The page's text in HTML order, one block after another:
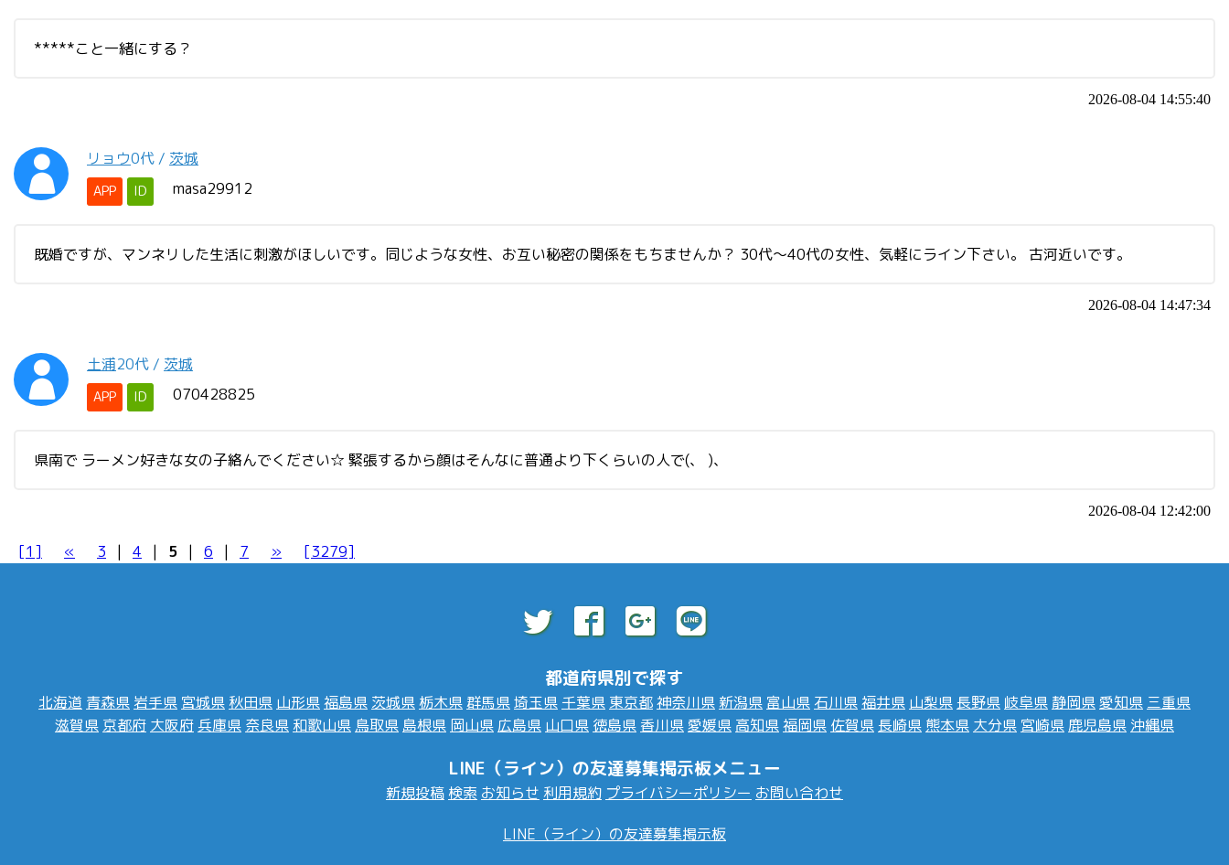
*****こと一緒にする？
2026-08-04 14:55:40
リョウ0代 / 茨城
APP ID masa29912
既婚ですが、マンネリした生活に刺激がほしいです。同じような女性、お互い秘密の関係をもちませんか？ 30代～40代の女性、気軽にライン下さい。 古河近いです。
2026-08-04 14:47:34
土浦20代 / 茨城
APP ID 070428825
県南で ラーメン好きな女の子絡んでください☆ 緊張するから顔はそんなに普通より下くらいの人で(、 )、
2026-08-04 12:42:00
[1] « 3 | 4 | 5 | 6 | 7 » [3279]
都道府県別で探す
北海道 青森県 岩手県 宮城県 秋田県 山形県福島県 茨城県 栃木県群馬県埼玉県 千葉県 東京都神奈川県 新潟県 富山県 石川県福井県 山梨県 長野県 岐阜県 静岡県愛知県 三重県
滋賀県 京都府 大阪府 兵庫県 奈良県 和歌山県 鳥取県 島根県 岡山県 広島県 山口県 徳島県 香川県愛媛県 高知県福岡県 佐賀県 長崎県 熊本県 大分県 宮崎県 鹿児島県 沖縄県
LINE（ライン）の友達募集掲示板メニュー
新規投稿 検索 お知らせ 利用規約 プライバシーポリシー お問い合わせ
LINE（ライン）の友達募集掲示板